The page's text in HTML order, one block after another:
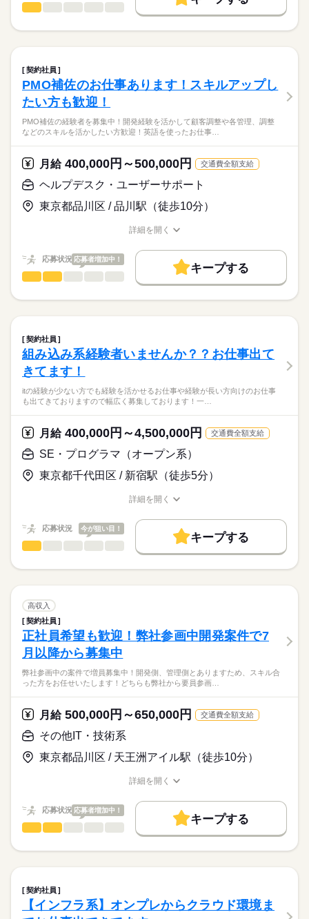
土日祝休
働き方・環境
服装自由
禁煙・分煙
後の成果物について受入検証（レビュー・動作確認）を実施で
きる方であれば、さらに歓迎
→テスター兼テスト計画などを担当して頂きます！
...etc
もちろん上記お仕事以外にも記載できないお仕事もありますの
でご応募お待ちしております！
多い年齢層 低い
男女の割合 男性 女性
業界 IT・通信関連
これからスキルアップを目指して行きたい方から
今まで培ってきた経験を生かして今後も活躍していきたいベテ
ランの方まで幅広く募集してます！
基本特徴
20代活躍
30代活躍 50代活躍
土日祝休
働き方・環境
服装自由
禁煙・分煙
SE・プログラマ（WEB・スマホ系）
一部テレワークのお仕事もございます！
主に下記のような案件があります！
（7/29更新）
大手顧客向けのパッケージ保守開発及び新規導入プロジェクト
（出社とテレワーク併用）
・VB/Javaを用いたシステムの保守開発
・新規システム導入に伴う開発・移行作業など
物流系Webサービスの新規機能開発でのフルスタックエンジニ
ア募集（出社とテレワーク併用）
・要件定義～実装～運用まで一貫した開発対応
・SPAでの新規画面開発
・フロント、バックエンドのフルスタック開発
航空系販売予約システム品質強化（出社とテレワーク併用）
・既存機能の改修、機能追加
・品質向上施策の推進
・顧客およびチームメンバーとの調整、折衝
もちろん上記お仕事以外にも記載できないお仕事もありますの
でご応募お待ちしております！
続きを読む
応募資格
java経験者
スキル見合い
9：00～18：00
>詳しい募集要項をすべて見る
応募する
契約社員
PMO補佐のお仕事あります！スキルアップし
たい方も歓迎！
PMO補佐の経験者を募集中！開発経験を活かして顧客調整や各管理、調整
などのスキルを活かしたい方歓迎！英語を使ったお仕事…
月給400,000円～500,000円 交通費全額支給
ヘルプデスク・ユーザーサポート
東京都品川区 / 品川駅（徒歩10分）
多い年齢層 低い
男女の割合 男性 女性
業界 IT・通信関連
PMやPMO補佐での経験者を募集してます！
上流、顧客折衝やベンター対応、
各計画や管理関連などの経験活かせるかた募集中！！！
30代～40代と活躍中です！！
基本特徴
20代活躍
30代活躍
就業時間・曜日
土日祝休
働き方・環境
在宅ワーク
大手企業
活かせるスキル
ヘルプデスク・ユーザーサポート
英語を使ったお仕事もあるため、活かしたい方も歓迎！
PMOスキルがある方も歓迎です！！
銀行向けセキュリティPMO支援業務（品川/常駐）
→設計書を元にセキュリティ観点でのチェック、修正依頼など
一部英語の資料もありますが、抵抗がなければ可！翻訳ツール
証券向けPMO補佐業務（六本木常駐）
→導入されているアプリの一時対応やQA対応、
エラーログの調査→開発者の連携などを対応
大手製造業向けPMO補佐業務（フルリモート）
→M365運用にあたってのフロー定義や運用周りの策定などを対
英語通訳や翻訳ができるかた歓迎！
→PMOサポートとして、議事録作成やWeb会議調整、テスト推
進やスケジュール作成などを対応
上記以外にも複数お仕事あります！気になる方は一度ご応募く
ださい。
続きを読む
応募資格
PMO（補佐）での経験
各調整、顧客/ベンダー管理、スケジュール管理や品質管理など
幅広くあるため、スキルにあったお仕事ご紹介できます！
30代～40代が活躍中です！
期間・時間 長期
9：00‐18：00
休日・休暇
土日、祝日
>詳しい募集要項をすべて見る
応募する
詳細を開く
応募状況 応募者増加中！
キープする
契約社員
組み込み系経験者いませんか？？お仕事出て
きてます！
itの経験が少ない方でも経験を活かせるお仕事や経験が長い方向けのお仕事
も出てきておりますので幅広く募集しております！一…
月給400,000円～4,500,000円 交通費全額支給
SE・プログラマ（オープン系）
東京都千代田区 / 新宿駅（徒歩5分）
多い年齢層 低い
男女の割合 男性 女性
業界 IT・通信関連
これからスキルアップを目指して行きたい方から
今まで培ってきた経験を生かして今後も活躍していきたいベテ
ランの方まで幅広く募集してます！
弊社のお仕事は金融系が多い為また違ったスキルを身に付けち
お顔合わせについてもwebでも行っております！
20代活躍
30代活躍 40代活躍 50代活躍
募集条件
就業時間・曜日
土日祝休
働き方・環境
続きを読む
SE・プログラマ（オープン系）
一部テレワークのお仕事もございます！
主に下記のような案件があります！
（7/14更新）
→機械メーカー向け産業用イーサネット対応組み込み装置の開
発案件です。
発・評価を担当いただきます。
ションを取りつつ
仕様検討・要件定義・設計・実装・評価まで一貫して対応いた
だきます！
→オフィス向けMFP向けのWindowsドライバおよびSDカードR/
Wドライバの開発案件です。
Windowsドライバ開発、不具合改修、TPMファーム書き換え治
調査・詳細設計～検査までをご担当いただきます！
→設計～テストをV字モデルで進めていきます！
実装よりも、設計・レビュー（お客様と）が多いイメージで
す！
応募資格
組み込み系経験者
給与 月給
スキル見合い
休日・休暇
土日祝休み
>詳しい募集要項をすべて見る
応募する
詳細を開く
応募状況 今が狙い目！
キープする
高収入
契約社員
正社員希望も歓迎！弊社参画中開発案件で7
月以降から募集中
弊社参画中の案件で増員募集中！開発側、管理側とありますため、スキル合
った方をお任せいたします！どちらも弊社から要員参画…
月給500,000円～650,000円 交通費全額支給
その他IT・技術系
東京都品川区 / 天王洲アイル駅（徒歩10分）
多い年齢層 低い
男女の割合 男性 女性
業界 IT・通信関連
その他IT・技術系
どちらも弊社から要員参画中のお仕事になります！
開発側（７月以降で随時募集！）
続きを読む
詳細を開く
応募状況 応募者増加中！
キープする
契約社員
【インフラ系】オンプレからクラウド環境ま